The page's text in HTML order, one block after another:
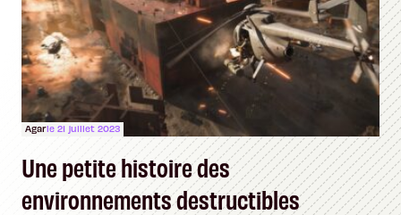
Agarle 21 juillet 2023
Une petite histoire des
environnements destructibles